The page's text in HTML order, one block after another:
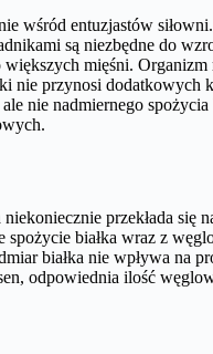
wśród entuzjastów
są niezbędne do
większych mięśni. Organizm
nie przynosi dodatkowych
nie nadmiernego
przekłada się
spożycie białka wraz z
białka nie wpływa na
odpowiednia ilość